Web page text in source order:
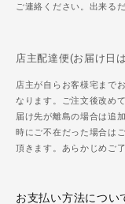
ご連絡ください。出来る
店主配達便(お届け日
店主が自らお客様宅まで
なります。ご注文後改め
届け先が離島の場合は追
時にご不在だった場合は
頂きます。あらかじめご
お支払い方法につい